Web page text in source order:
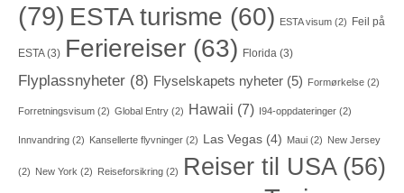
(79) ESTA turisme (60) ESTA visum (2) Feil på
ESTA(3) Feriereiser (63) Florida (3)
Flyplassnyheter (8) Flyselskapets nyheter (5) Formørkelse (2)
Forretningsvisum (2) Global Entry (2) Hawaii (7) I94-oppdateringer (2)
Innvandring (2) Kansellerte flyvninger (2) Las Vegas (4) Maui (2) New Jersey
(2) New York (2) Reiseforsikring (2) Reiser til USA(56)